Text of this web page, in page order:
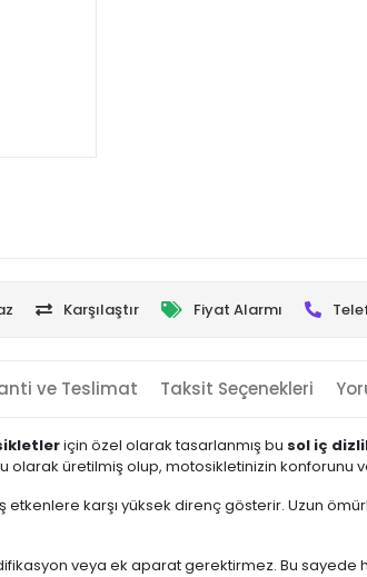
Karşılaştır Fiyat Alarmı
ve Teslimat Taksit Seçenekleri
için özel olarak tasarlanmış bu sol iç
olarak üretilmiş olup, motosikletinizin konforunu
karşı yüksek direnç gösterir. Uzun
veya ek aparat gerektirmez. Bu sayede